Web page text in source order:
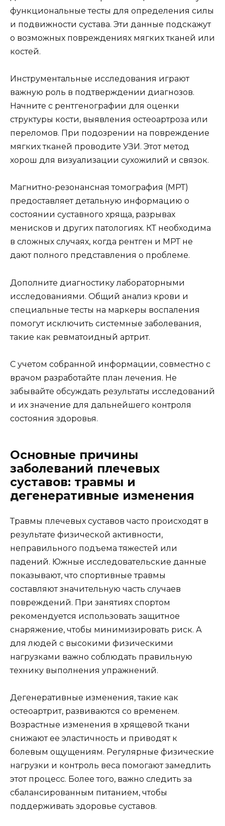
функциональные тесты для определения силы
и подвижности сустава. Эти данные подскажут
о возможных повреждениях мягких тканей или
костей.
Инструментальные исследования играют
важную роль в подтверждении диагнозов.
Начните с рентгенографии для оценки
структуры кости, выявления остеоартроза или
переломов. При подозрении на повреждение
мягких тканей проводите УЗИ. Этот метод
хорош для визуализации сухожилий и связок.
Магнитно-резонансная томография (МРТ)
предоставляет детальную информацию о
состоянии суставного хряща, разрывах
менисков и других патологиях. КТ необходима
в сложных случаях, когда рентген и МРТ не
дают полного представления о проблеме.
Дополните диагностику лабораторными
исследованиями. Общий анализ крови и
специальные тесты на маркеры воспаления
помогут исключить системные заболевания,
такие как ревматоидный артрит.
С учетом собранной информации, совместно с
врачом разработайте план лечения. Не
забывайте обсуждать результаты исследований
и их значение для дальнейшего контроля
состояния здоровья.
Основные причины
заболеваний плечевых
суставов: травмы и
дегенеративные изменения
Травмы плечевых суставов часто происходят в
результате физической активности,
неправильного подъема тяжестей или
падений. Южные исследовательские данные
показывают, что спортивные травмы
составляют значительную часть случаев
повреждений. При занятиях спортом
рекомендуется использовать защитное
снаряжение, чтобы минимизировать риск. А
для людей с высокими физическими
нагрузками важно соблюдать правильную
технику выполнения упражнений.
Дегенеративные изменения, такие как
остеоартрит, развиваются со временем.
Возрастные изменения в хрящевой ткани
снижают ее эластичность и приводят к
болевым ощущениям. Регулярные физические
нагрузки и контроль веса помогают замедлить
этот процесс. Более того, важно следить за
сбалансированным питанием, чтобы
поддерживать здоровье суставов.